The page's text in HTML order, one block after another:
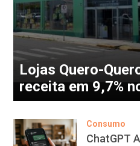
Lojas Quero-
receita em 9,7%
Consumo
ChatGPT